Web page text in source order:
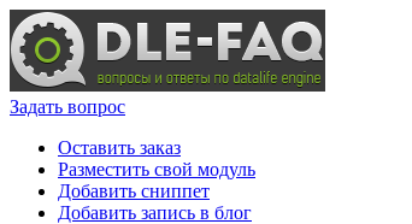
Задать вопрос
Оставить заказ
Разместить свой модуль
Добавить сниппет
Добавить запись в блог